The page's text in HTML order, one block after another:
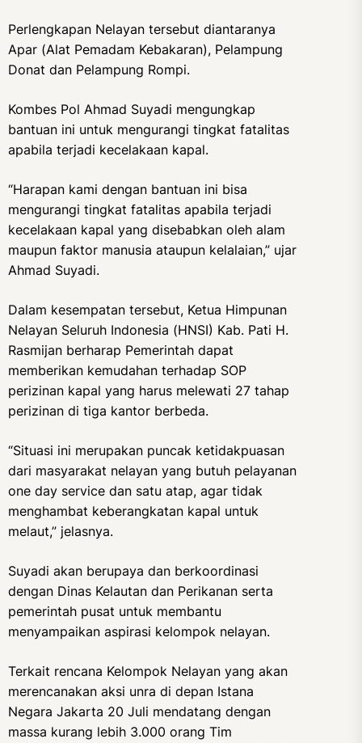
Perlengkapan Nelayan tersebut diantaranya
Apar (Alat Pemadam Kebakaran), Pelampung
Donat dan Pelampung Rompi.
Kombes Pol Ahmad Suyadi mengungkap
bantuan ini untuk mengurangi tingkat fatalitas
apabila terjadi kecelakaan kapal.
“Harapan kami dengan bantuan ini bisa
mengurangi tingkat fatalitas apabila terjadi
kecelakaan kapal yang disebabkan oleh alam
maupun faktor manusia ataupun kelalaian,” ujar
Ahmad Suyadi.
Dalam kesempatan tersebut, Ketua Himpunan
Nelayan Seluruh Indonesia (HNSI) Kab. Pati H.
Rasmijan berharap Pemerintah dapat
memberikan kemudahan terhadap SOP
perizinan kapal yang harus melewati 27 tahap
perizinan di tiga kantor berbeda.
“Situasi ini merupakan puncak ketidakpuasan
dari masyarakat nelayan yang butuh pelayanan
one day service dan satu atap, agar tidak
menghambat keberangkatan kapal untuk
melaut,” jelasnya.
Suyadi akan berupaya dan berkoordinasi
dengan Dinas Kelautan dan Perikanan serta
pemerintah pusat untuk membantu
menyampaikan aspirasi kelompok nelayan.
Terkait rencana Kelompok Nelayan yang akan
merencanakan aksi unra di depan Istana
Negara Jakarta 20 Juli mendatang dengan
massa kurang lebih 3.000 orang Tim